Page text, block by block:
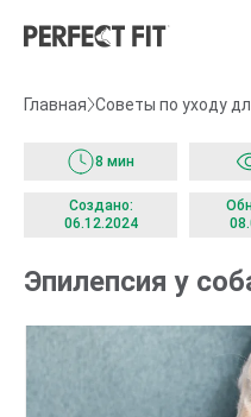
Главная Советы по уходу
8 мин
Создано:
06.12.2024
Эпилепсия у